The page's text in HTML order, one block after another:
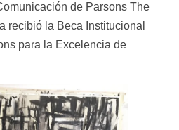
de Parsons The
recibió la Beca Institucional
para la Excelencia de